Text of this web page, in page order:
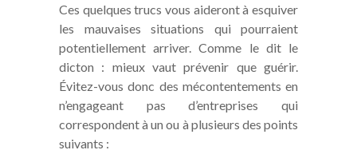
Ces quelques trucs vous aideront à esquiver
les mauvaises situations qui pourraient
potentiellement arriver. Comme le dit le
dicton : mieux vaut prévenir que guérir.
Évitez-vous donc des mécontentements en
n’engageant pas d’entreprises qui
correspondent à un ou à plusieurs des points
suivants :